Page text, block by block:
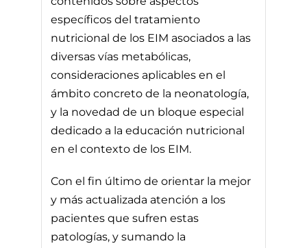
específicos del tratamiento
nutricional de los EIM asociados a las
diversas vías metabólicas,
consideraciones aplicables en el
ámbito concreto de la neonatología,
y la novedad de un bloque especial
dedicado a la educación nutricional
en el contexto de los EIM.
Con el fin último de orientar la mejor
y más actualizada atención a los
pacientes que sufren estas
patologías, y sumando la